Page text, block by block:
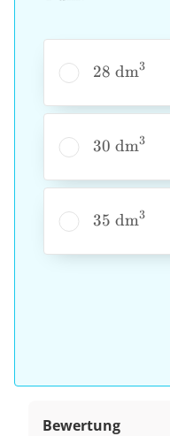
28 dm3
30 dm3
35 dm3
Bewertung